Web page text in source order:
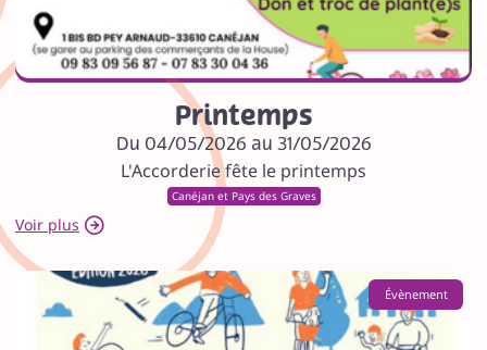
Printemps
Du 04/05/2026 au 31/05/2026
L'Accorderie fête le printemps
Canéjan et Pays des Graves
Voir plus
Évènement